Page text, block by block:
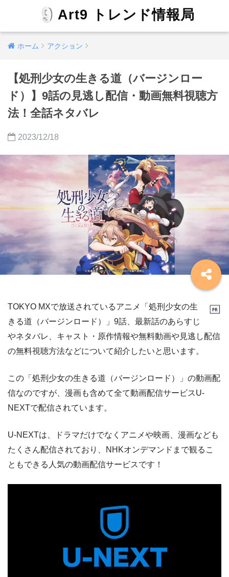
Art9 トレンド情報局
ホーム アクション
【処刑少女の生きる道（バージンロー
ド）】9話の見逃し配信・動画無料視聴方
法！全話ネタバレ
2023/12/18
TOKYO MXで放送されているアニメ「処刑少女の生
きる道（バージンロード）」9話、最新話のあらすじ
やネタバレ、キャスト・原作情報や無料動画や見逃し配信
の無料視聴方法などについて紹介したいと思います。
この「処刑少女の生きる道（バージンロード）」の動画配
信なのですが、漫画も含めて全て動画配信サービスU-
NEXTで配信されています。
U-NEXTは、ドラマだけでなくアニメや映画、漫画なども
たくさん配信されており、NHKオンデマンドまで観るこ
ともできる人気の動画配信サービスです！